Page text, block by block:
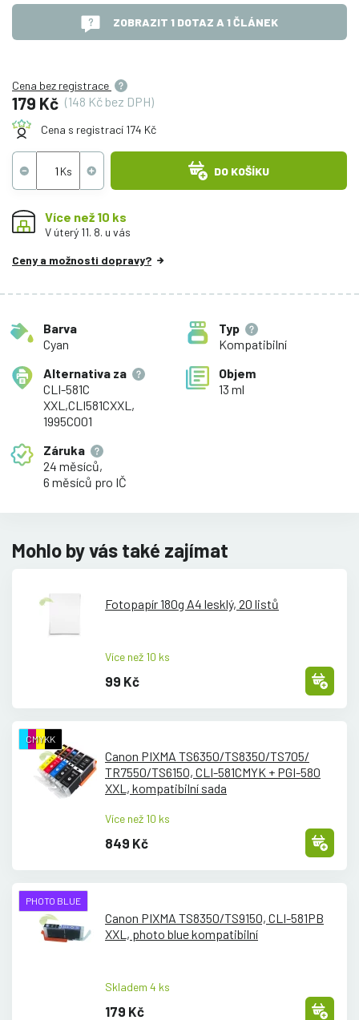
ZOBRAZIT 1 DOTAZ A 1 ČLÁNEK
Cena bez registrace
179 Kč (148 Kč bez DPH)
Cena s registrací 174 Kč
DO KOŠÍKU
Více než 10 ks
V úterý 11. 8. u vás
Ceny a možnosti dopravy?
Barva
Cyan
Typ
Kompatibilní
Alternativa za
CLI-581C
XXL,CLI581CXXL,
1995C001
Objem
13 ml
Záruka
24 měsíců,
6 měsíců pro IČ
Mohlo by vás také zajímat
Fotopapír 180g A4 lesklý, 20 listů
Více než 10 ks
99 Kč
CMYKK
Canon PIXMA TS6350/TS8350/TS705/
TR7550/TS6150, CLI-581CMYK + PGI-580
XXL, kompatibilní sada
Více než 10 ks
849 Kč
PHOTO BLUE
Canon PIXMA TS8350/TS9150, CLI-581PB
XXL, photo blue kompatibilní
Skladem 4 ks
179 Kč